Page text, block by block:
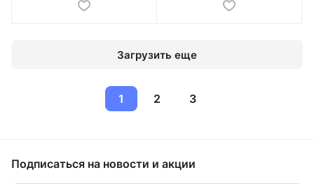
Загрузить еще
1 2 3
Подписаться на новости и акции